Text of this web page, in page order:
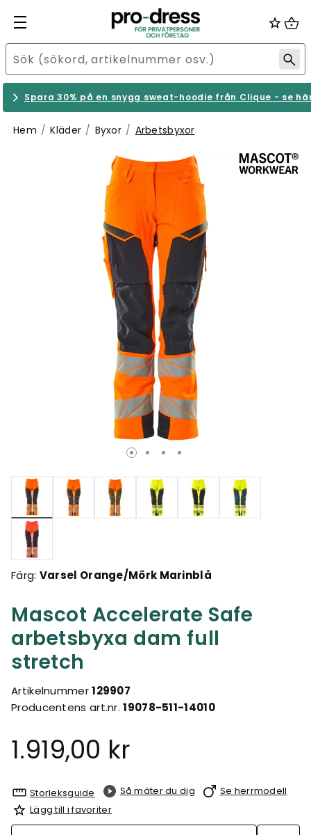
Spara 30% på en snygg sweat-hoodie från Clique - se
Hem Kläder Byxor Arbetsbyxor
Mascot Accelerate Safe
arbetsbyxa dam full
stretch
Artikelnummer129907
Producentens art.nr.19078-511-14010
1.919,00 kr
Valda
Färg: Varsel Orange/Mörk Marinblå
Storleksguide Så mäter du dig
Se herrmodell
Lägg till i favoriter